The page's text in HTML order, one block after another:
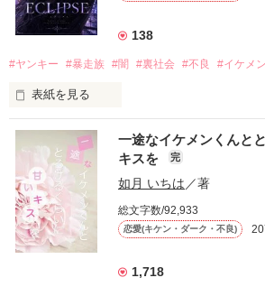
もう会うことはないと思っていたのに、
高校生になって再会した彼は、隣の学校で
他の女の子には冷たいのに
私にだけ昔と変わらない笑顔を向けてくる
「澪ちゃん。」
それは止まっていた恋が再び動き始める合
✨.ﾟ･*..☆.｡.:*✨.☆.｡.:. *:ﾟ✨.ﾟ･*..☆.｡.:*✨
138
#ヤンキー #暴走族 #闇 #裏社会 #不良 #イケメン
表紙を見る
表紙画像はAIです
作品を読む
一途なイケメンくんと
キスを
完
如月 いちは ／著
総文字数/92,933
恋愛(キケン・ダーク・不良)
1,718